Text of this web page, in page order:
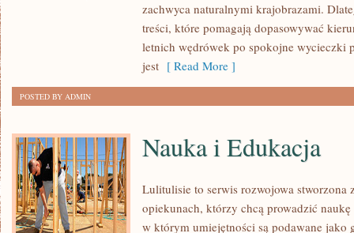
REGIONALNE
SMAKI
zachwyca naturalnymi krajobrazami.
treści, które pomagają dopasowywać
letnich wędrówek po spokojne wycieczki
jest [ Read More ]
POSTED BY ADMIN
Nauka i Edukacja
Lulitulisie to serwis rozwojowa stworzona
opiekunach, którzy chcą prowadzić naukę
w którym umiejętności są podawane jako